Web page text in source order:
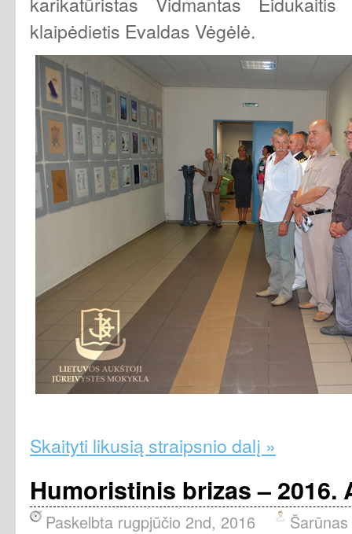
klaipėdietis Evaldas Vėgėlė.
Skaityti likusią straipsnio dalį »
Humoristinis brizas – 2016.
Paskelbta rugpjūčio 2nd, 2016 Šarūnas